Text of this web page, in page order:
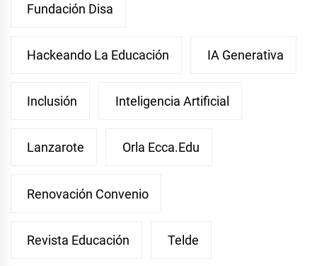
Fundación Disa
Hackeando La Educación IA Generativa
Inclusión Inteligencia Artificial
Lanzarote Orla Ecca.edu
Renovación Convenio
Revista Educación Telde